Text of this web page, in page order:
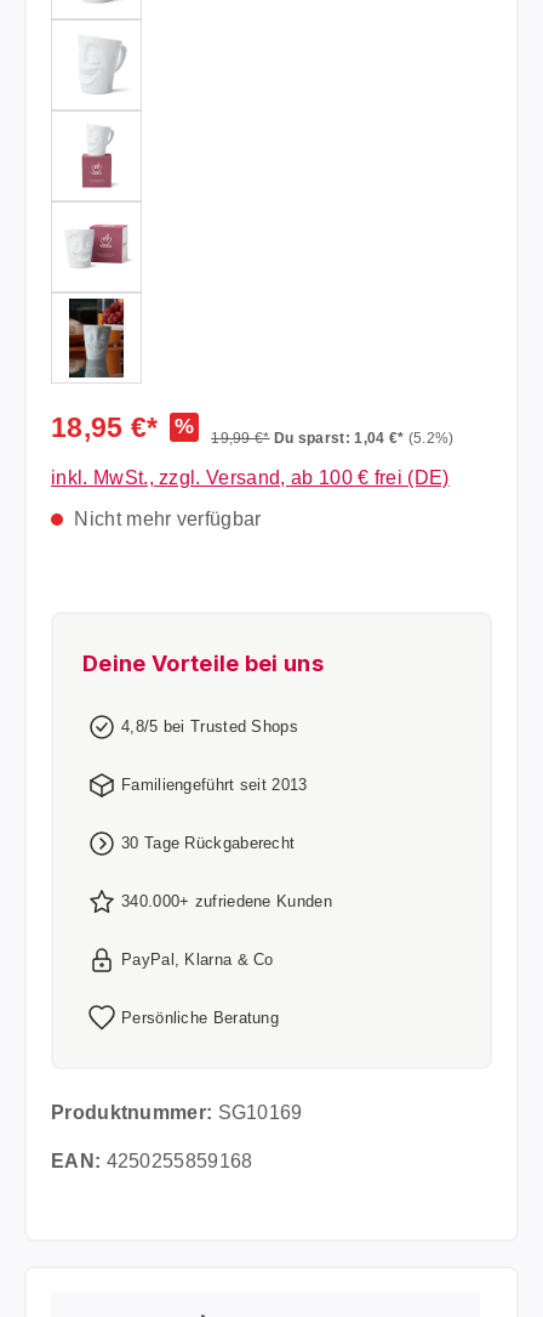
18,95 €* % 19,99 €* Du sparst: 1,04 €* (5.2%)
inkl. MwSt., zzgl. Versand, ab 100 € frei (DE)
Nicht mehr verfügbar
Deine Vorteile bei uns
4,8/5 bei Trusted Shops
Familiengeführt seit 2013
30 Tage Rückgaberecht
340.000+ zufriedene Kunden
PayPal, Klarna & Co
Persönliche Beratung
Produktnummer: SG10169
EAN: 4250255859168